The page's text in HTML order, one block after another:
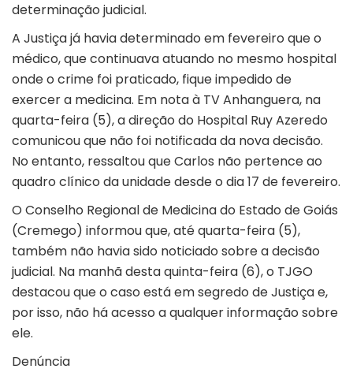
determinação judicial.
A Justiça já havia determinado em fevereiro que o
médico, que continuava atuando no mesmo hospital
onde o crime foi praticado, fique impedido de
exercer a medicina. Em nota à TV Anhanguera, na
quarta-feira (5), a direção do Hospital Ruy Azeredo
comunicou que não foi notificada da nova decisão.
No entanto, ressaltou que Carlos não pertence ao
quadro clínico da unidade desde o dia 17 de fevereiro.
O Conselho Regional de Medicina do Estado de Goiás
(Cremego) informou que, até quarta-feira (5),
também não havia sido noticiado sobre a decisão
judicial. Na manhã desta quinta-feira (6), o TJGO
destacou que o caso está em segredo de Justiça e,
por isso, não há acesso a qualquer informação sobre
ele.
Denúncia